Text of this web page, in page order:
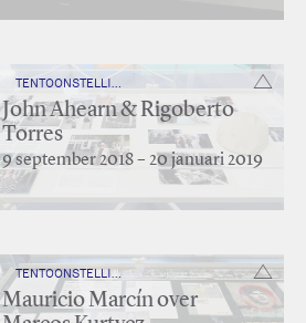
John Ahearn & Rigoberto
Torres
9 september 2018 – 20 januari 2019
TENTOONSTELLING
Mauricio Marcín over